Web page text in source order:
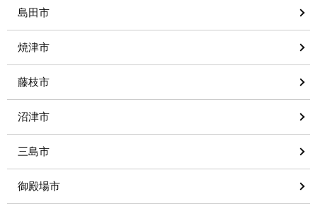
島田市
焼津市
藤枝市
沼津市
三島市
御殿場市